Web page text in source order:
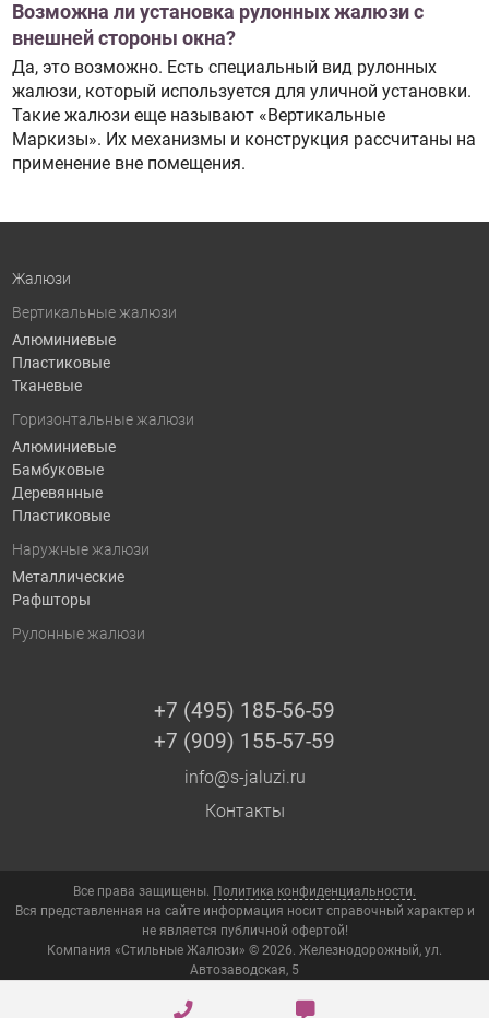
Возможна ли установка рулонных жалюзи с
внешней стороны окна?
Да, это возможно. Есть специальный вид рулонных
жалюзи, который используется для уличной установки.
Такие жалюзи еще называют «Вертикальные
Маркизы». Их механизмы и конструкция рассчитаны на
применение вне помещения.
Жалюзи
Вертикальные жалюзи
Алюминиевые
Пластиковые
Тканевые
Горизонтальные жалюзи
Алюминиевые
Бамбуковые
Деревянные
Пластиковые
Наружные жалюзи
Металлические
Рафшторы
Рулонные жалюзи
+7 (495) 185-56-59
+7 (909) 155-57-59
info@s-jaluzi.ru
Контакты
Все права защищены. Политика конфиденциальности.
Вся представленная на сайте информация носит справочный характер и
не является публичной офертой!
Компания «Стильные Жалюзи» © 2026. Железнодорожный, ул.
Автозаводская, 5